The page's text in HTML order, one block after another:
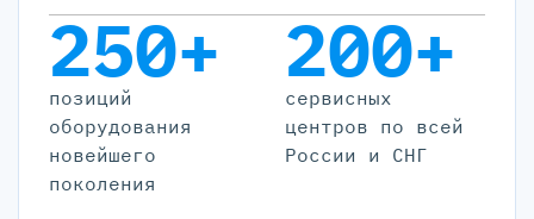
250+
позиций
оборудования
новейшего
поколения
200+
cервисных
центров по всей
России и СНГ